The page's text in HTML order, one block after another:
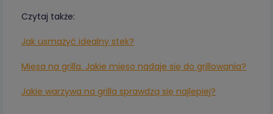
Czytaj także:
Jak usmażyć idealny stek?
Mięsa na grilla. Jakie mięso nadaje się do grillowania?
Jakie warzywa na grilla sprawdzą się najlepiej?